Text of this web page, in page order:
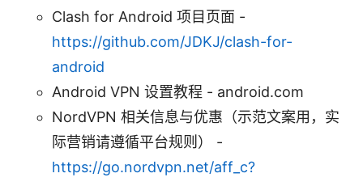
Clash for Android 项目页面 -
https://github.com/JDKJ/clash-for-
android
Android VPN 设置教程 - android.com
NordVPN 相关信息与优惠（示范文案用，实
际营销请遵循平台规则） -
https://go.nordvpn.net/aff_c?